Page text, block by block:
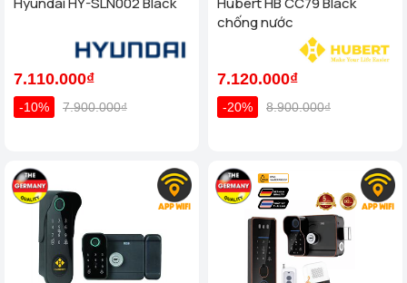
7.110.000₫
-10% 7.900.000₫
chống nước
7.120.000₫
-20% 8.900.000₫